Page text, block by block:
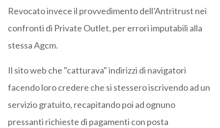
Revocato invece il provvedimento dell’Antritrust nei
confronti di Private Outlet, per errori imputabili alla
stessa Agcm.
Il sito web che "catturava" indirizzi di navigatori
facendo loro credere che si stessero iscrivendo ad un
servizio gratuito, recapitando poi ad ognuno
pressanti richieste di pagamenti con posta